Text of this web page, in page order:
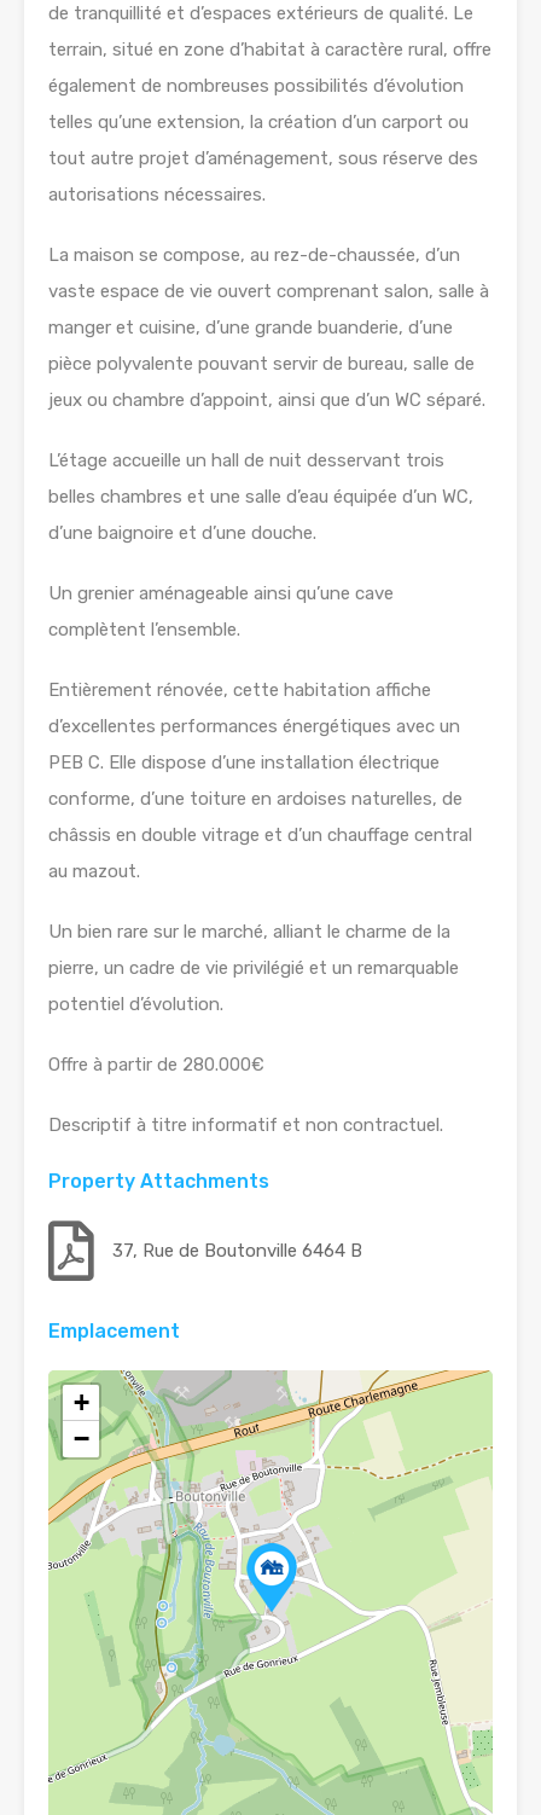
de tranquillité et d’espaces extérieurs de qualité. Le
terrain, situé en zone d’habitat à caractère rural, offre
également de nombreuses possibilités d’évolution
telles qu’une extension, la création d’un carport ou
tout autre projet d’aménagement, sous réserve des
autorisations nécessaires.
La maison se compose, au rez-de-chaussée, d’un
vaste espace de vie ouvert comprenant salon, salle à
manger et cuisine, d’une grande buanderie, d’une
pièce polyvalente pouvant servir de bureau, salle de
jeux ou chambre d’appoint, ainsi que d’un WC séparé.
L’étage accueille un hall de nuit desservant trois
belles chambres et une salle d’eau équipée d’un WC,
d’une baignoire et d’une douche.
Un grenier aménageable ainsi qu’une cave
complètent l’ensemble.
Entièrement rénovée, cette habitation affiche
d’excellentes performances énergétiques avec un
PEB C. Elle dispose d’une installation électrique
conforme, d’une toiture en ardoises naturelles, de
châssis en double vitrage et d’un chauffage central
au mazout.
Un bien rare sur le marché, alliant le charme de la
pierre, un cadre de vie privilégié et un remarquable
potentiel d’évolution.
Offre à partir de 280.000€
Descriptif à titre informatif et non contractuel.
Property Attachments
37, Rue de Boutonville 6464 B
Emplacement
+
−